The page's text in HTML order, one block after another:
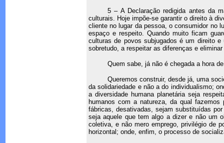
5 – A Declaração redigida antes da
culturais. Hoje impõe-se garantir o direito à
cliente no lugar da pessoa, o consumidor no
espaço e respeito. Quando muito ficam
culturas de povos subjugados é um direito
sobretudo, a respeitar as diferenças e
Quem sabe, já não é chegada a hora
Queremos construir, desde já, uma
da solidariedade e não a do individualismo;
a diversidade humana planetária seja
humanos com a natureza, da qual
fábricas, desativadas, sejam substituídas
seja aquele que tem algo a dizer e não um
coletiva, e não mero emprego, privilégio de
horizontal; onde, enfim, o processo de